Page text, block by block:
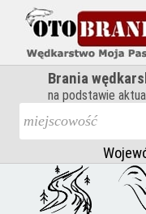
Brania
na podstawie